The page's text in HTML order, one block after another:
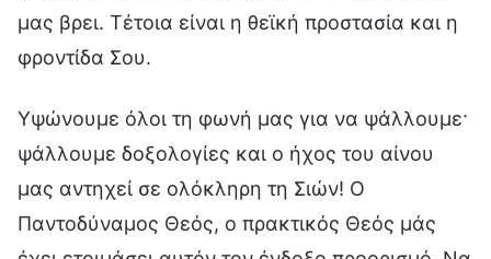
μας βρει. Τέτοια είναι η θεϊκή προστασία και η
φροντίδα Σου.
Υψώνουμε όλοι τη φωνή μας για να ψάλλουμε·
ψάλλουμε δοξολογίες και ο ήχος του αίνου
μας αντηχεί σε ολόκληρη τη Σιών! Ο
Παντοδύναμος Θεός, ο πρακτικός Θεός μάς